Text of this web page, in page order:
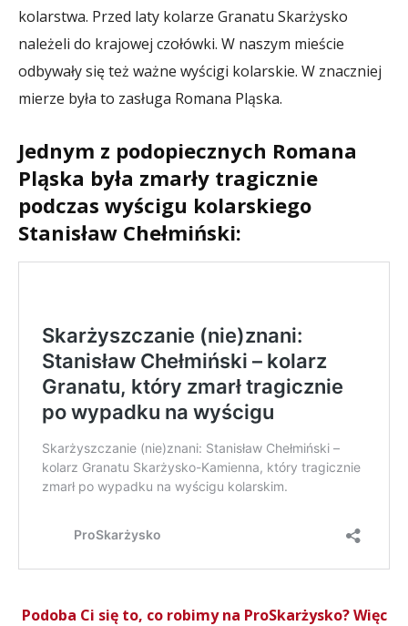
kolarstwa. Przed laty kolarze Granatu Skarżysko
należeli do krajowej czołówki. W naszym mieście
odbywały się też ważne wyścigi kolarskie. W znaczniej
mierze była to zasługa Romana Pląska.
Jednym z podopiecznych Romana
Pląska była zmarły tragicznie
podczas wyścigu kolarskiego
Stanisław Chełmiński:
Podoba Ci się to, co robimy na ProSkarżysko? Więc